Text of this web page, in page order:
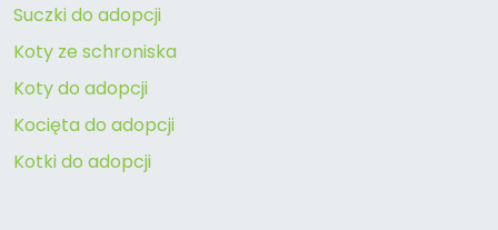
Suczki do adopcji
Koty ze schroniska
Koty do adopcji
Kocięta do adopcji
Kotki do adopcji